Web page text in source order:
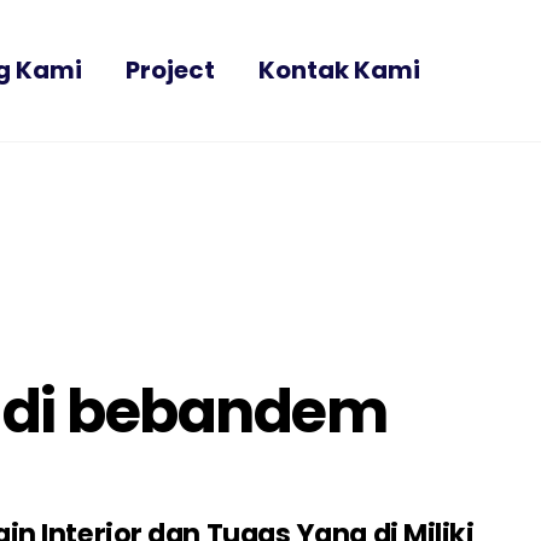
Kami Project Kontak Kami
bebandem